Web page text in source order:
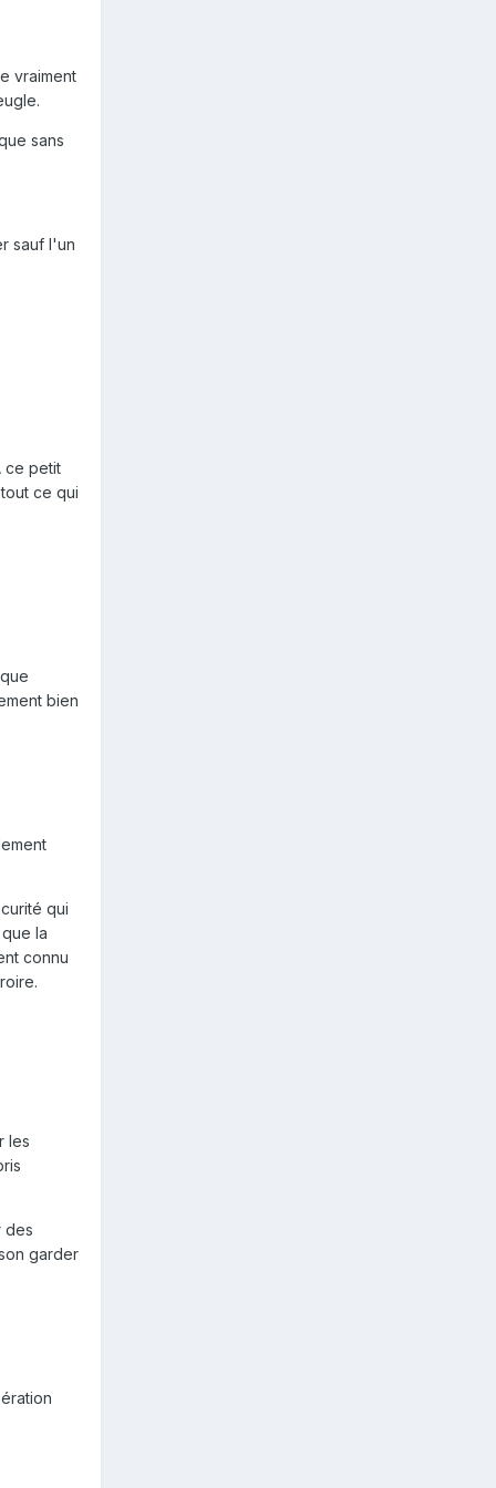
vraiment
sans
sauf l'un
ce petit
ce qui
bien
qui
la
connu
les
des
garder